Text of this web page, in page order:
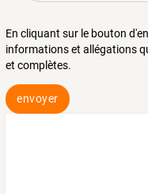
En cliquant sur le bouton
informations et allégations
et complètes.
envoyer